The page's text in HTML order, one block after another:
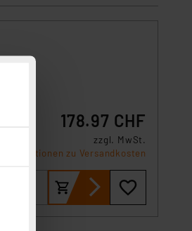
178.97 CHF
zzgl. MwSt.
Informationen zu Versandkosten